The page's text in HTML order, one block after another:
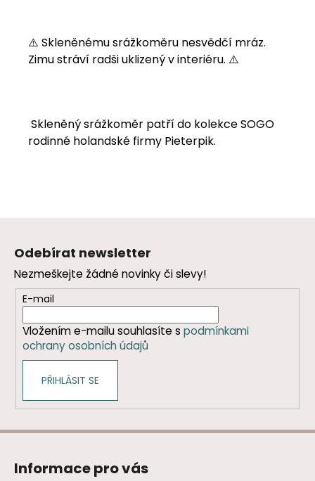
⚠️ Skleněnému srážkoměru nesvědčí mráz.
Zimu stráví radši uklizený v interiéru. ⚠️
Skleněný srážkoměr patří do kolekce SOGO
rodinné holandské firmy Pieterpik.
Odebírat newsletter
Nezmeškejte žádné novinky či slevy!
E-mail
Vložením e-mailu souhlasíte s podmínkami
ochrany osobních údajů
PŘIHLÁSIT SE
Informace pro vás